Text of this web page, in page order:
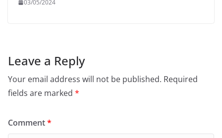
03/05/2024
Leave a Reply
Your email address will not be published. Required
fields are marked *
Comment*